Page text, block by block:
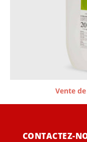
Vente
CONTACTEZ-